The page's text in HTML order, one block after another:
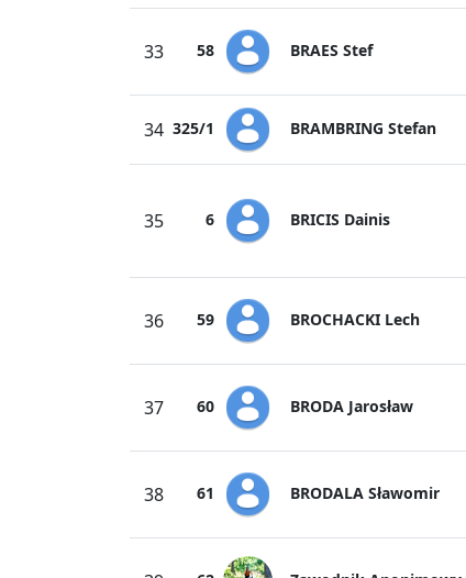
33 58 BRAES Stef
34 325/1 BRAMBRING Stefan
35 6 BRICIS Dainis
36 59 BROCHACKI Lech
37 60 BRODA Jarosław
38 61 BRODALA Sławomir